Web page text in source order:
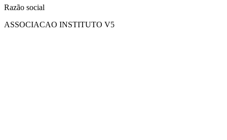
Razão social
ASSOCIACAO INSTITUTO V5